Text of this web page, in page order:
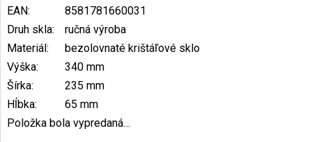
EAN:
8581781660031
Druh skla:
ručná výroba
Materiál:
bezolovnaté krištáľové sklo
Výška:
340 mm
Šírka:
235 mm
Hĺbka:
65 mm
Položka bola vypredaná…